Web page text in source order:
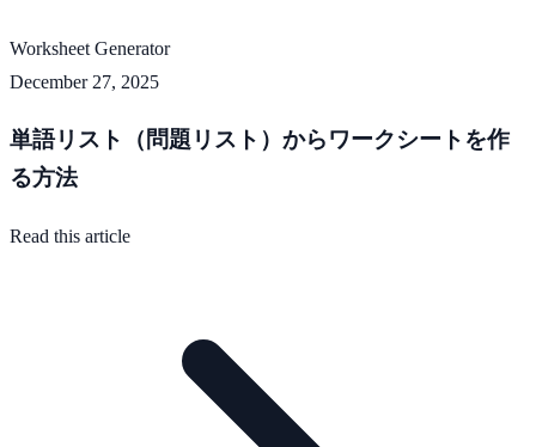
Worksheet Generator
December 27, 2025
単語リスト（問題リスト）からワークシートを作
る方法
Read this article